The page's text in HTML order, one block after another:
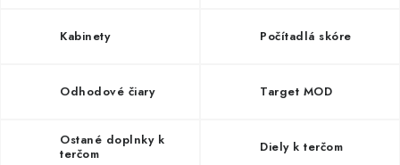
OBLEČENIE
Kabinety Počítadlá skóre
Odhodové čiary Target MOD
Ostané doplnky k
terčom
Diely k terčom